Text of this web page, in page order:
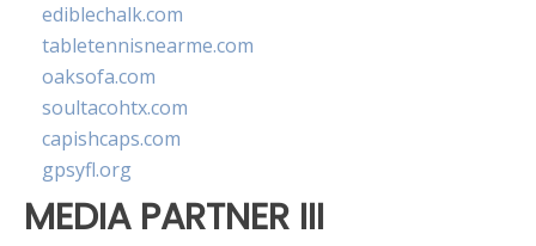
ediblechalk.com
tabletennisnearme.com
oaksofa.com
soultacohtx.com
capishcaps.com
gpsyfl.org
MEDIA PARTNER III